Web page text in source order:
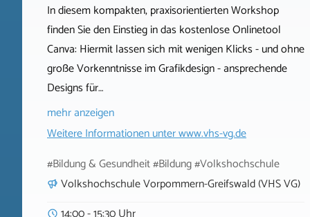
In diesem kompakten, praxisorientierten Workshop
finden Sie den Einstieg in das kostenlose Onlinetool
Canva: Hiermit lassen sich mit wenigen Klicks - und ohne
große Vorkenntnisse im Grafikdesign - ansprechende
Designs für…
mehr anzeigen
Weitere Informationen unterwww.vhs-vg.de
#Bildung & Gesundheit #Bildung #Volkshochschule
Volkshochschule Vorpommern-Greifswald (VHS VG)